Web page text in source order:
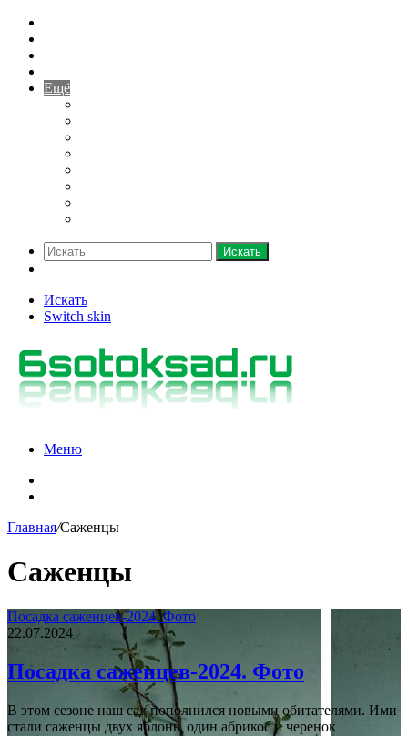
Ещё
Искать
Искать
Switch skin
Меню
Главная/Саженцы
Саженцы
Посадка саженцев-2024. Фото
22.07.2024
Посадка саженцев-2024. Фото
В этом сезоне наш сад пополнился новыми обитателями. Ими
стали саженцы двух яблонь, один абрикос и черенок